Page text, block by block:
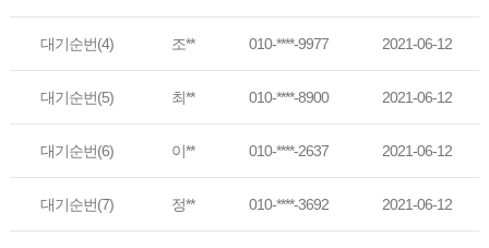
대기순번(4) 조** 010-****-9977 2021-06-12
대기순번(5) 최** 010-****-8900 2021-06-12
대기순번(6) 이** 010-****-2637 2021-06-12
대기순번(7) 정** 010-****-3692 2021-06-12